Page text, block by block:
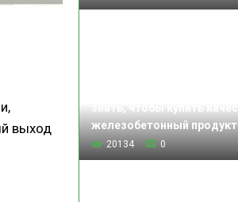
железобетонный продукт
20134 0
выход